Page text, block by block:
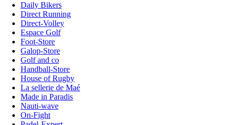
Daily Bikers
Direct Running
Direct-Volley
Espace Golf
Foot-Store
Galop-Store
Golf and co
Handball-Store
House of Rugby
La sellerie de Maé
Made in Paradis
Nauti-wave
On-Fight